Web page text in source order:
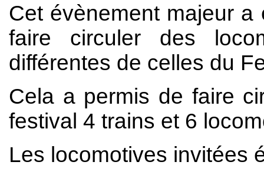
Cet évènement majeur
faire circuler des
différentes de celles du
Cela a permis de faire
festival 4 trains et 6
Les locomotives invitées